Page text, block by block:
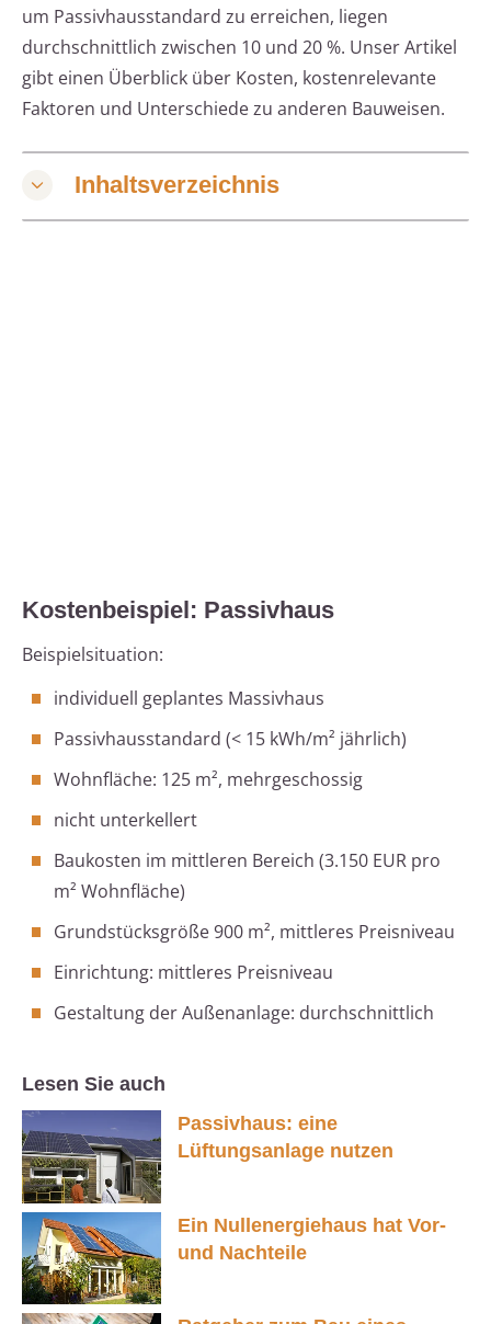
um Passivhausstandard zu erreichen, liegen
durchschnittlich zwischen 10 und 20 %. Unser Artikel
gibt einen Überblick über Kosten, kostenrelevante
Faktoren und Unterschiede zu anderen Bauweisen.
Inhaltsverzeichnis
Kostenbeispiel: Passivhaus
Beispielsituation:
individuell geplantes Massivhaus
Passivhausstandard (< 15 kWh/m² jährlich)
Wohnfläche: 125 m², mehrgeschossig
nicht unterkellert
Baukosten im mittleren Bereich (3.150 EUR pro
m² Wohnfläche)
Grundstücksgröße 900 m², mittleres Preisniveau
Einrichtung: mittleres Preisniveau
Gestaltung der Außenanlage: durchschnittlich
Lesen Sie auch
Passivhaus: eine
Lüftungsanlage nutzen
Ein Nullenergiehaus hat Vor-
und Nachteile